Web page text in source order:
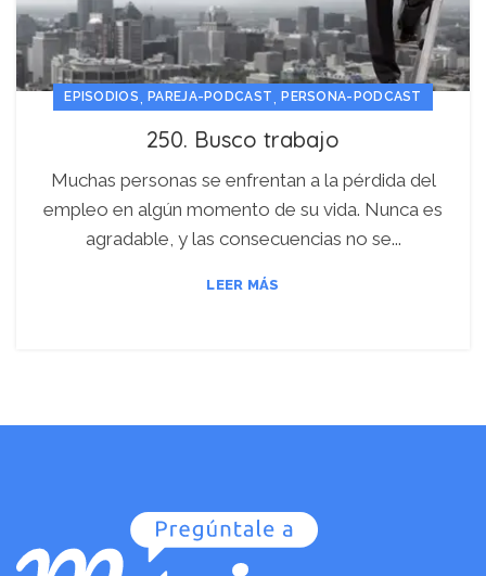
EPISODIOS, PAREJA-PODCAST,PERSONA-PODCAST
250. Busco trabajo
Muchas personas se enfrentan a la pérdida del
empleo en algún momento de su vida. Nunca es
agradable, y las consecuencias no se...
LEER MÁS